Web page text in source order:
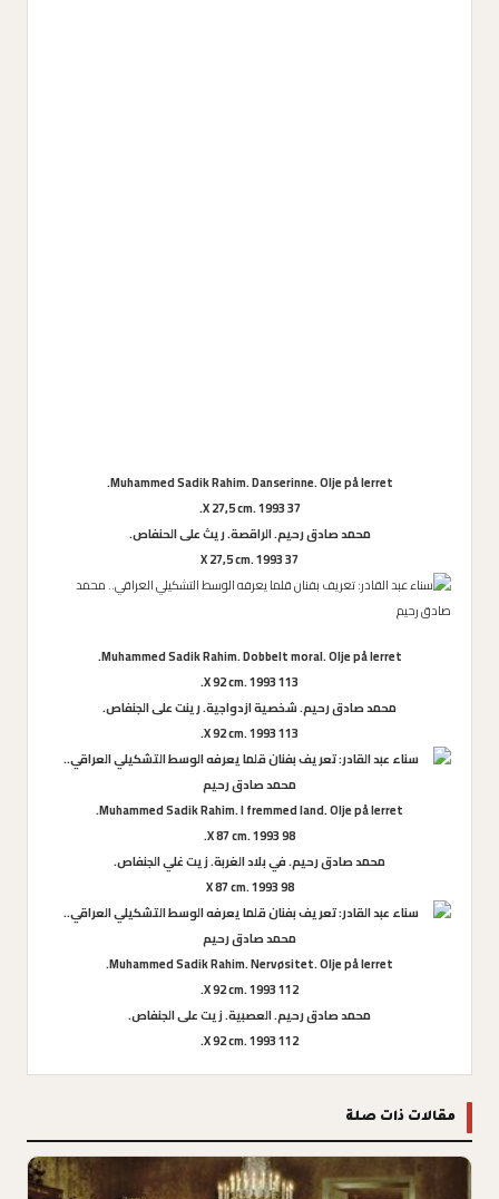
Muhammed Sadik Rahim. Danserinne. Olje på lerret.
37 X 27,5 cm. 1993.
محمد صادق رحيم. الراقصة. ريث على الحنفاص.
37 X 27,5 cm. 1993
Muhammed Sadik Rahim. Dobbelt moral. Olje på lerret.
113 X 92 cm. 1993.
محمد صادق رحيم. شخصية ازدواجية. رينت على الجنفاص.
113 X 92 cm. 1993.
Muhammed Sadik Rahim. I fremmed land. Olje på lerret.
98 X 87 cm. 1993.
محمد صادق رحيم. في بلاد الغربة. زيت غلي الجنفاص.
98 X 87 cm. 1993
Muhammed Sadik Rahim. Nervøsitet. Olje på lerret.
112 X 92 cm. 1993.
محمد صادق رحيم. العصبية. زيت على الجنفاص.
112 X 92 cm. 1993.
مقالات ذات صلة